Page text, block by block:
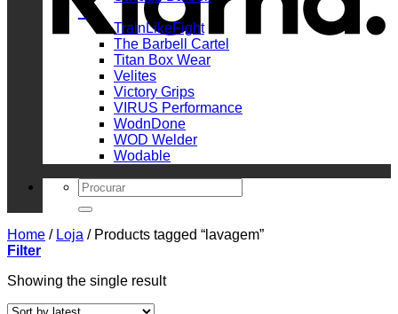
_
TrainLikeFight
The Barbell Cartel
Titan Box Wear
Velites
Victory Grips
VIRUS Performance
WodnDone
WOD Welder
Wodable
Search
for:
Home / Loja /Products tagged “lavagem”
Filter
Showing the single result